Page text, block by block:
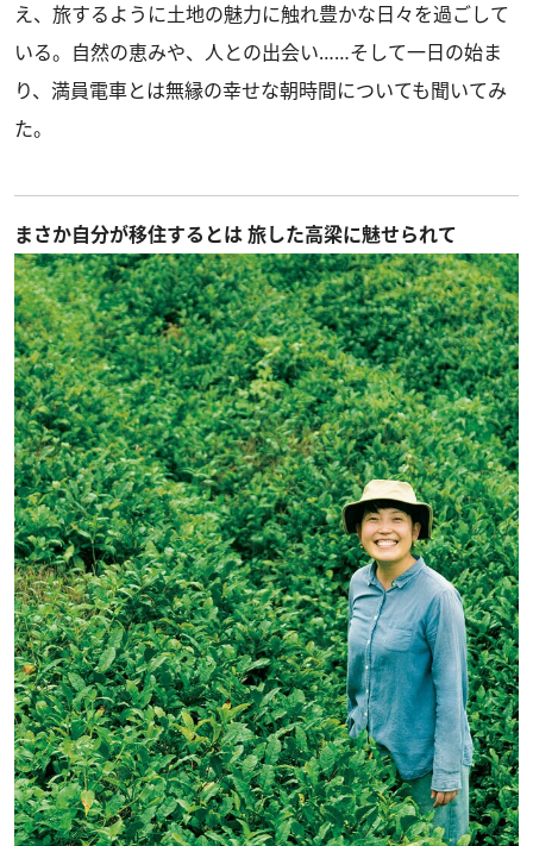
え、旅するように土地の魅力に触れ豊かな日々を過ごして
いる。自然の恵みや、人との出会い……そして一日の始ま
り、満員電車とは無縁の幸せな朝時間についても聞いてみ
た。
まさか自分が移住するとは 旅した高梁に魅せられて